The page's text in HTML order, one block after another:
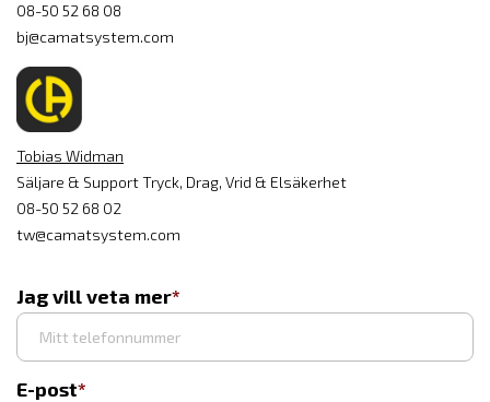
08-50 52 68 08
bj@camatsystem.com
Tobias Widman
Säljare & Support Tryck, Drag, Vrid & Elsäkerhet
08-50 52 68 02
tw@camatsystem.com
Jag vill veta mer
E-post